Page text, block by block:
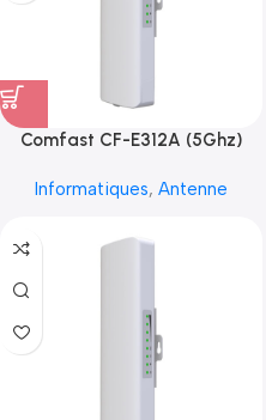
Comfast CF-E312A (5Ghz)
Informatiques, Antenne